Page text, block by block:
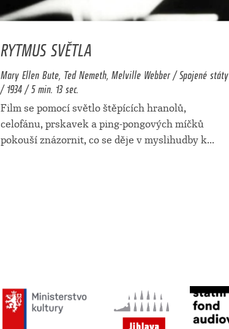
RYTMUS SVĚTLA
Mary Ellen Bute, Ted Nemeth, Melville Webber / Spojené státy
/ 1934 / 5 min. 13 sec.
Film se pomocí světlo štěpících hranolů,
celofánu, prskavek a ping-pongových míčků
pokouší znázornit, co se děje v myslihudby k...